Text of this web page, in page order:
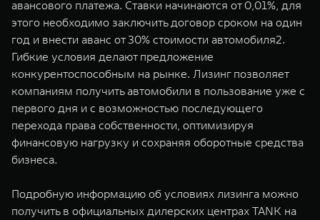
авансового платежа. Ставки начинаются от 0,01%, для
этого необходимо заключить договор сроком на один
год и внести аванс от 30% стоимости автомобиля2.
Гибкие условия делают предложение
конкурентоспособным на рынке. Лизинг позволяет
компаниям получить автомобили в пользование уже с
первого дня и с возможностью последующего
перехода права собственности, оптимизируя
финансовую нагрузку и сохраняя оборотные средства
бизнеса.
Подробную информацию об условиях лизинга можно
получить в официальных дилерских центрах TANK на